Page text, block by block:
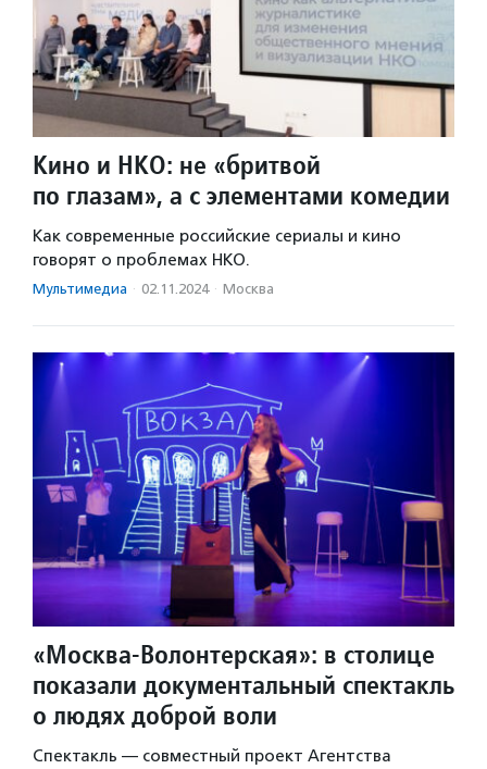
Кино и НКО: не «бритвой
по глазам», а с элементами комедии
Как современные российские сериалы и кино
говорят о проблемах НКО.
Мультимедиа · 02.11.2024 · Москва
«Москва-Волонтерская»: в столице
показали документальный спектакль
о людях доброй воли
Спектакль — совместный проект Агентства